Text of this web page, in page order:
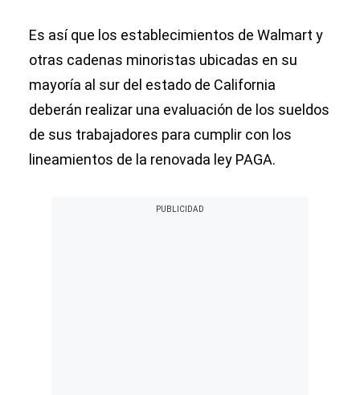
Es así que los establecimientos de Walmart y
otras cadenas minoristas ubicadas en su
mayoría al sur del estado de California
deberán realizar una evaluación de los sueldos
de sus trabajadores para cumplir con los
lineamientos de la renovada ley PAGA.